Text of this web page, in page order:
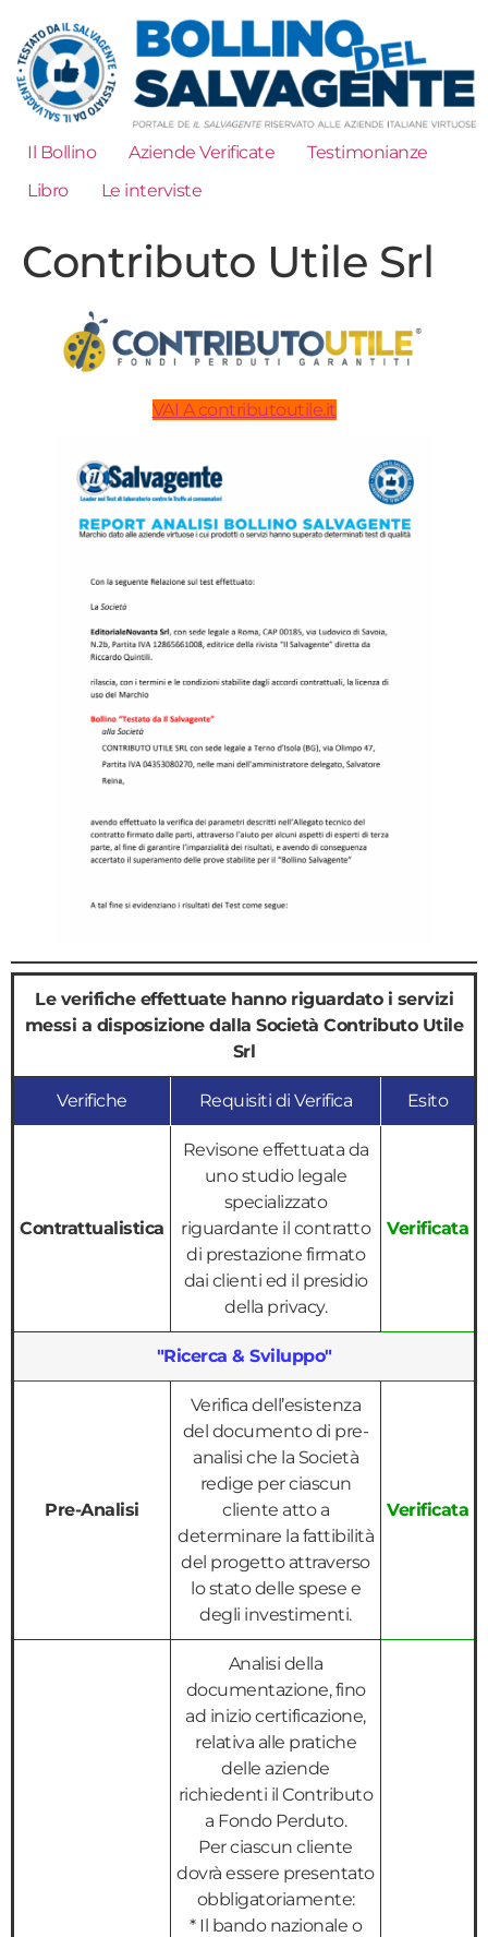
Il Bollino Aziende Verificate
Testimonianze
Libro
Le interviste
Contributo Utile Srl
VAI A contributoutile.it
Le verifiche effettuate hanno riguardato i servizi
messi a disposizione dalla Società Contributo Utile
Srl
Verifiche Requisiti di Verifica Esito
Contrattualistica
Revisone effettuata da
uno studio legale
specializzato
riguardante il contratto
di prestazione firmato
dai clienti ed il presidio
della privacy.
Verificata
"Ricerca & Sviluppo"
Pre-Analisi
Verifica dell’esistenza
del documento di pre-
analisi che la Società
redige per ciascun
cliente atto a
determinare la fattibilità
del progetto attraverso
lo stato delle spese e
degli investimenti.
Verificata
Analisi della
documentazione, fino
ad inizio certificazione,
relativa alle pratiche
delle aziende
richiedenti il Contributo
a Fondo Perduto.
Per ciascun cliente
dovrà essere presentato
obbligatoriamente:
* Il bando nazionale o